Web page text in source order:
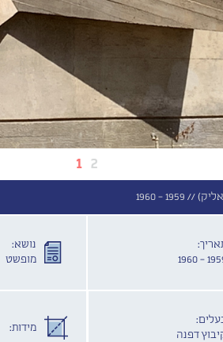
1 2
//
1959 - 1960
1959 -
נושא:
מופשט
דפנה
מידות: